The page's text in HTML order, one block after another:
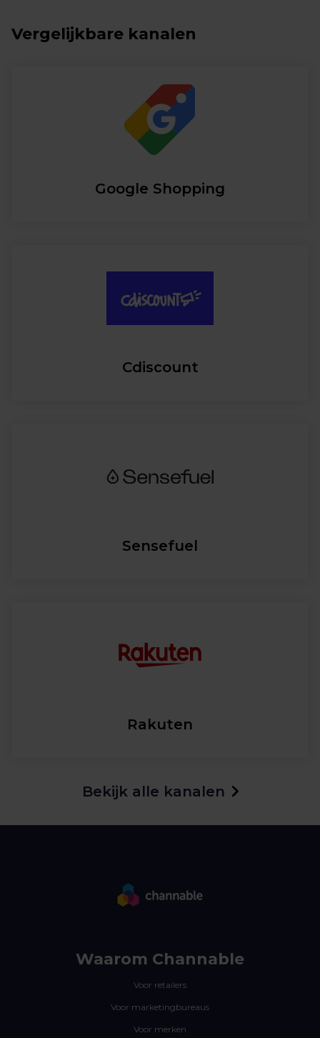
Vergelijkbare kanalen
Google Shopping
Cdiscount
Sensefuel
Rakuten
Bekijk alle kanalen
Waarom Channable
Voor retailers
Voor marketingbureaus
Voor merken